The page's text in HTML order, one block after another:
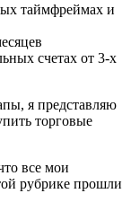
таймфреймах и
счетах от 3-х
я представляю
торговые
все мои
рубрике прошли